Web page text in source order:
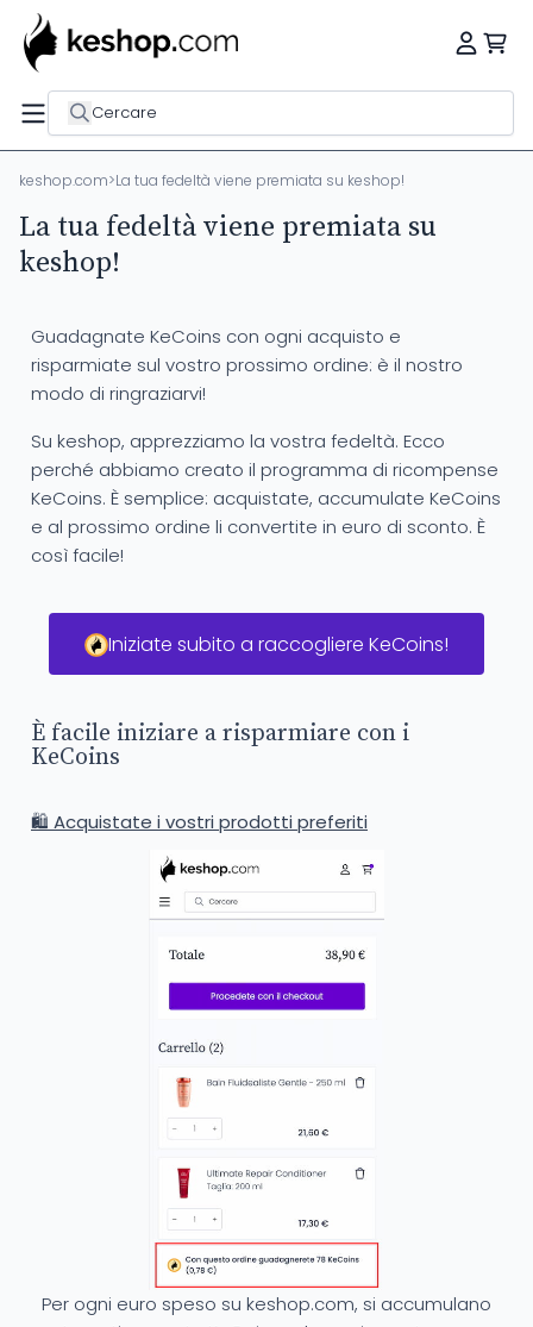
Cercare
keshop.com>La tua fedeltà viene premiata su keshop!
La tua fedeltà viene premiata su
keshop!
Guadagnate KeCoins con ogni acquisto e
risparmiate sul vostro prossimo ordine: è il nostro
modo di ringraziarvi!
Su keshop, apprezziamo la vostra fedeltà. Ecco
perché abbiamo creato il programma di ricompense
KeCoins. È semplice: acquistate, accumulate KeCoins
e al prossimo ordine li convertite in euro di sconto. È
così facile!
Iniziate subito a raccogliere KeCoins!
È facile iniziare a risparmiare con i
KeCoins
🛍️ Acquistate i vostri prodotti preferiti
Per ogni euro speso su keshop.com, si accumulano